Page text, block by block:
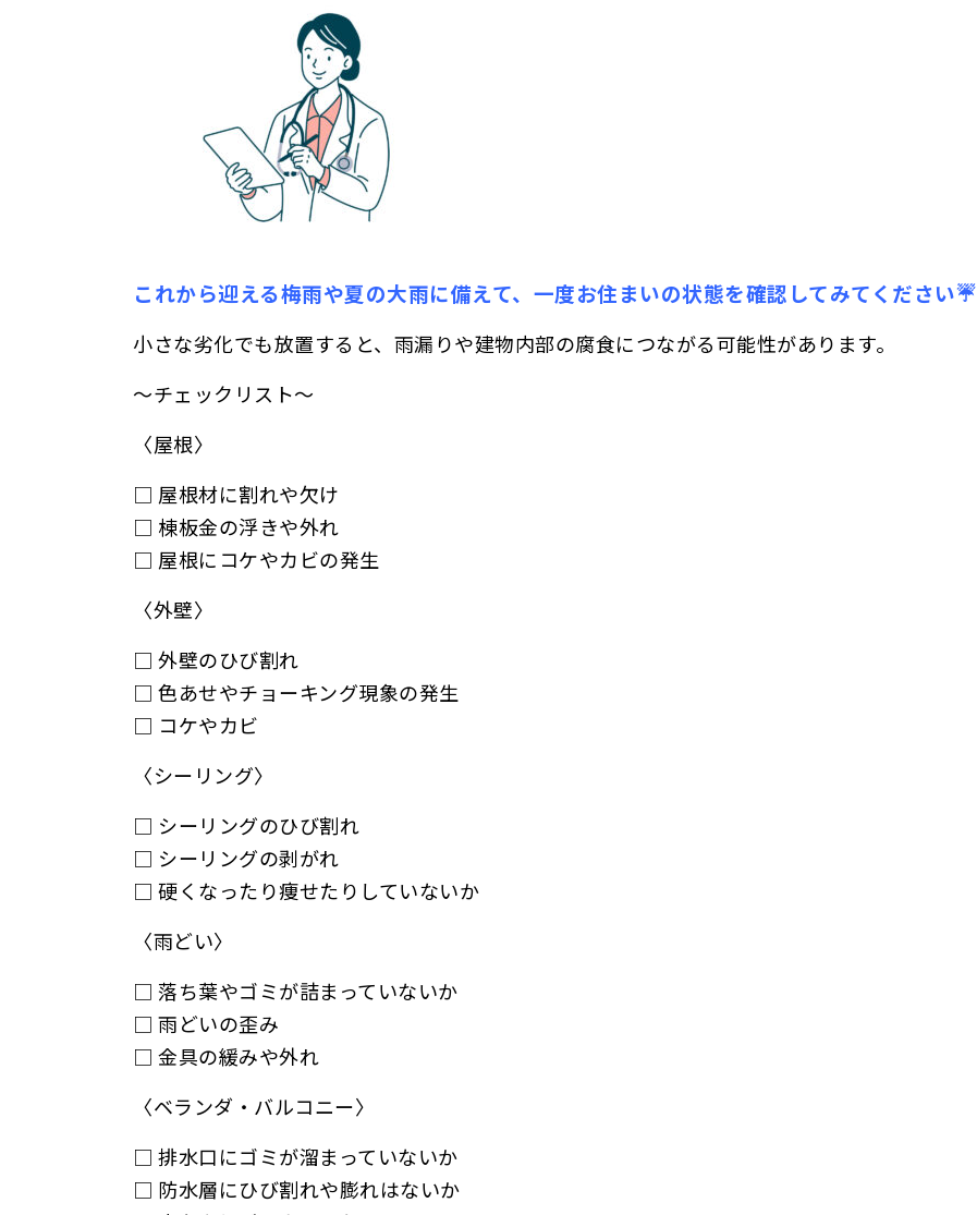
これから迎える梅雨や夏の大雨に備えて、一度お住まいの状態を確認してみてください☔
小さな劣化でも放置すると、雨漏りや建物内部の腐食につながる可能性があります。
～チェックリスト～
〈屋根〉
□ 屋根材に割れや欠け
□ 棟板金の浮きや外れ
□ 屋根にコケやカビの発生
〈外壁〉
□ 外壁のひび割れ
□ 色あせやチョーキング現象の発生
□ コケやカビ
〈シーリング〉
□ シーリングのひび割れ
□ シーリングの剥がれ
□ 硬くなったり痩せたりしていないか
〈雨どい〉
□ 落ち葉やゴミが詰まっていないか
□ 雨どいの歪み
□ 金具の緩みや外れ
〈ベランダ・バルコニー〉
□ 排水口にゴミが溜まっていないか
□ 防水層にひび割れや膨れはないか